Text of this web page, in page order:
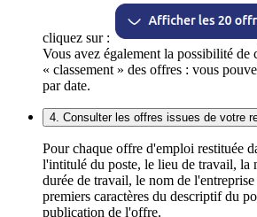
cliquez sur :
Vous avez également la possibilité de
« classement » des offres : vous
par date.
4. Consulter les offres issues de votre
Pour chaque offre d'emploi restituée
l'intitulé du poste, le lieu de travail, la
durée de travail, le nom de
premiers caractères du descriptif du
publication de l'offre.